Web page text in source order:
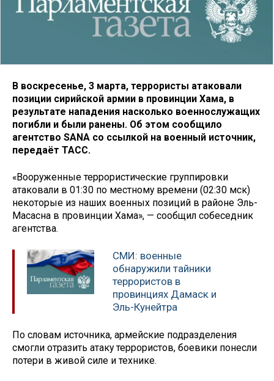
В воскресенье, 3 марта, террористы атаковали
позиции сирийской армии в провинции Хама, в
результате нападения насколько военнослужащих
погибли и были ранены. Об этом сообщило
агентство SANA со ссылкой на военный источник,
передаёт ТАСС.
«Вооруженные террористические группировки
атаковали в 01:30 по местному времени (02:30 мск)
некоторые из наших военных позиций в районе Эль-
Масасна в провинции Хама», — сообщил собеседник
агентства.
СМИ: военные
обнаружили тайники
террористов в
провинциях Дамаск и
Эль-Кунейтра
По словам источника, армейские подразделения
смогли отразить атаку террористов, боевики понесли
потери в живой силе и технике.